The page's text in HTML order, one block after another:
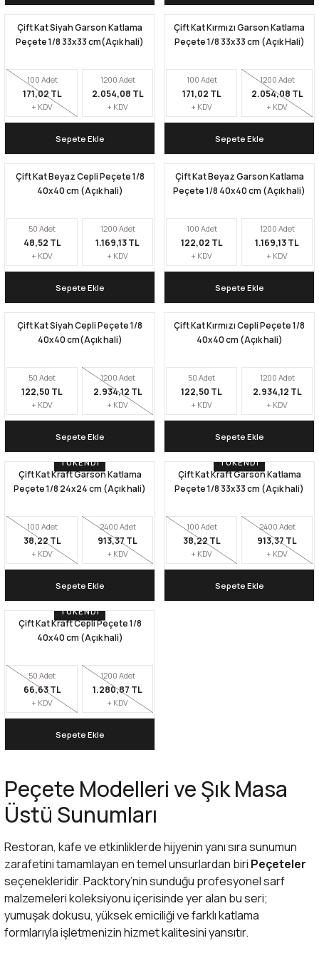
Geri Dönüştürülebilir Doypack
Çift Kat Siyah Garson Katlama
Peçete 1/8 33x33 cm(Açık hali)
100 Adet
171,02 TL
+ KDV
1200 Adet
2.054,08 TL
+ KDV
Sepete Ekle
Çift Kat Kırmızı Garson Katlama
Peçete 1/8 33x33 cm (Açık Hali)
100 Adet
171,02 TL
+ KDV
1200 Adet
2.054,08 TL
+ KDV
Sepete Ekle
Çift Kat Beyaz Cepli Peçete 1/8
40x40 cm (Açık hali)
50 Adet
48,52 TL
+ KDV
1200 Adet
1.169,13 TL
+ KDV
Sepete Ekle
Çift Kat Beyaz Garson Katlama
Peçete 1/8 40x40 cm (Açık hali)
100 Adet
122,02 TL
+ KDV
1200 Adet
1.169,13 TL
+ KDV
Sepete Ekle
Çift Kat Siyah Cepli Peçete 1/8
40x40 cm(Açık hali)
50 Adet
122,50 TL
+ KDV
1200 Adet
2.934,12 TL
+ KDV
Sepete Ekle
Çift Kat Kırmızı Cepli Peçete 1/8
40x40 cm (Açık hali)
50 Adet
122,50 TL
+ KDV
1200 Adet
2.934,12 TL
+ KDV
Sepete Ekle
TÜKENDI
Çift Kat Kraft Garson Katlama
Peçete 1/8 24x24 cm (Açık hali)
100 Adet
38,22 TL
+ KDV
2400 Adet
913,37 TL
+ KDV
Sepete Ekle
TÜKENDI
Çift Kat Kraft Garson Katlama
Peçete 1/8 33x33 cm (Açık hali)
100 Adet
38,22 TL
+ KDV
2400 Adet
913,37 TL
+ KDV
Sepete Ekle
TÜKENDI
Çift Kat Kraft Cepli Peçete 1/8
40x40 cm (Açık hali)
50 Adet
66,63 TL
+ KDV
1200 Adet
1.280,87 TL
+ KDV
Sepete Ekle
Peçete Modelleri ve Şık Masa
Üstü Sunumları
Restoran, kafe ve etkinliklerde hijyenin yanı sıra sunumun
zarafetini tamamlayan en temel unsurlardan biri Peçeteler
seçenekleridir. Packtory’nin sunduğu profesyonelsarf
malzemelerikoleksiyonu içerisinde yer alan bu seri;
yumuşak dokusu, yüksek emiciliği ve farklı katlama
formlarıyla işletmenizin hizmet kalitesini yansıtır.